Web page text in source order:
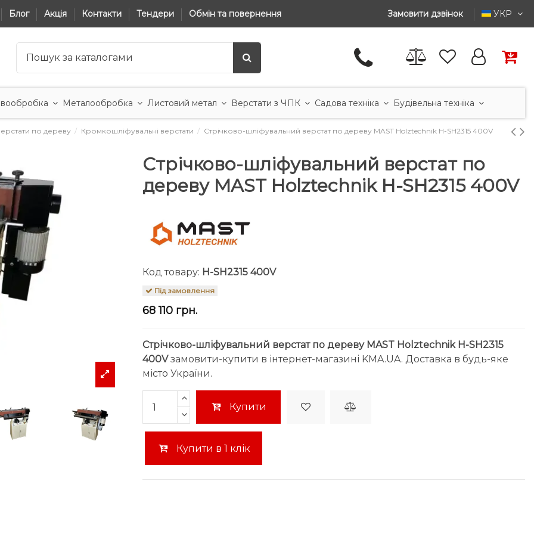
Блог Акція Контакти Тендери Обмін та повернення Замовити дзвінок УКР
Металообробка Листовий метал Верстати з ЧПК Садова техніка Будівельна техніка
по дереву Кромкошліфувальні верстати Стрічково-шліфувальний верстат по дереву MAST Holztechnik H-SH2315 400V
Стрічково-шліфувальний верстат по
дереву MAST Holztechnik H-SH2315 400V
Код товару: H-SH2315 400V
Під замовлення
68 110 грн.
Стрічково-шліфувальний верстат по дереву MAST Holztechnik H-SH2315
400Vзамовити-купити в інтернет-магазині KMA.UA. Доставка в будь-яке
місто України.
Купити
Купити в 1 клік